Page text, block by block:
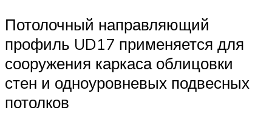
Потолочный направляющий
профиль UD17 применяется для
сооружения каркаса облицовки
стен и одноуровневых подвесных
потолков